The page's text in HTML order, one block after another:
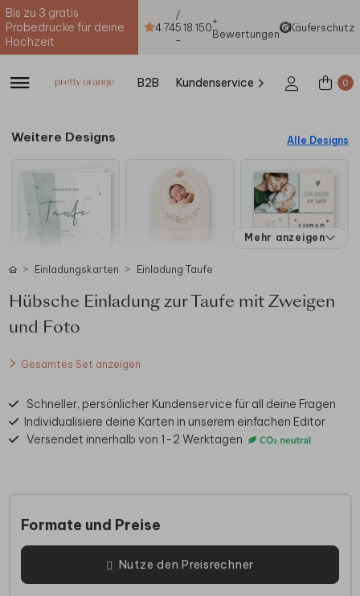
Bis zu 3 gratis
Probedrucke für deine
Hochzeit
4.74
/
5
-
18.150+
Bewertungen
Käuferschutz
B2B Kundenservice 0
Weitere Designs Alle Designs
Mehr anzeigen
Einladungskarten Einladung Taufe
Hübsche Einladung zur Taufe mit Zweigen
und Foto
Gesamtes Set anzeigen
Schneller, persönlicher Kundenservice für all deine Fragen
Individualisiere deine Karten in unserem einfachen Editor
Versendet innerhalb von 1-2 Werktagen
Formate und Preise
Nutze den Preisrechner